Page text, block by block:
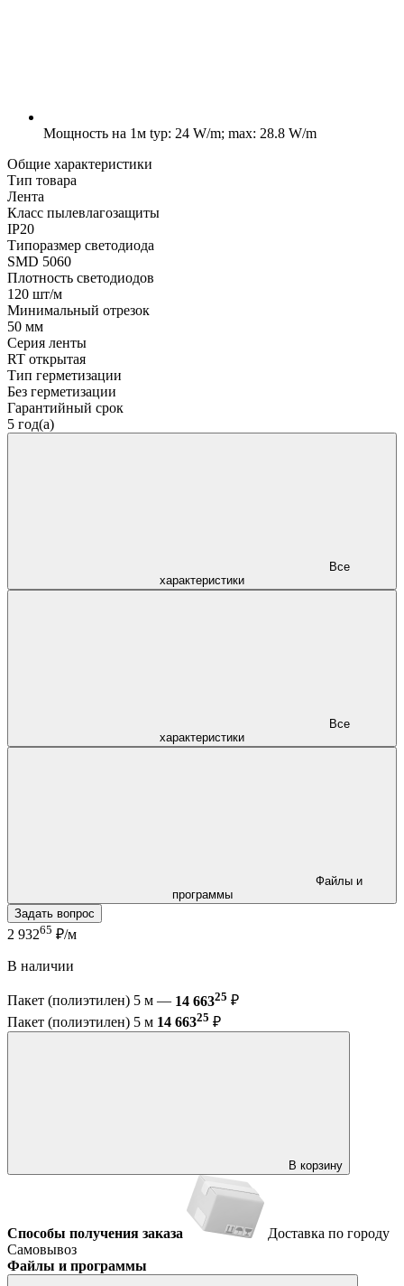
Мощность на 1м typ: 24 W/m; max: 28.8 W/m
Общие характеристики
Тип товара
Лента
Класс пылевлагозащиты
IP20
Типоразмер светодиода
SMD 5060
Плотность светодиодов
120 шт/м
Минимальный отрезок
50 мм
Серия ленты
RT открытая
Тип герметизации
Без герметизации
Гарантийный срок
5 год(а)
характеристики
характеристики
программы
Задать вопрос
2 93265 ₽/м
В наличии
Пакет (полиэтилен) 5 м — 14 66325 ₽
Пакет (полиэтилен) 5 м 14 66325 ₽
В корзину
Способы получения заказа
Доставка по городу
Самовывоз
Файлы и программы